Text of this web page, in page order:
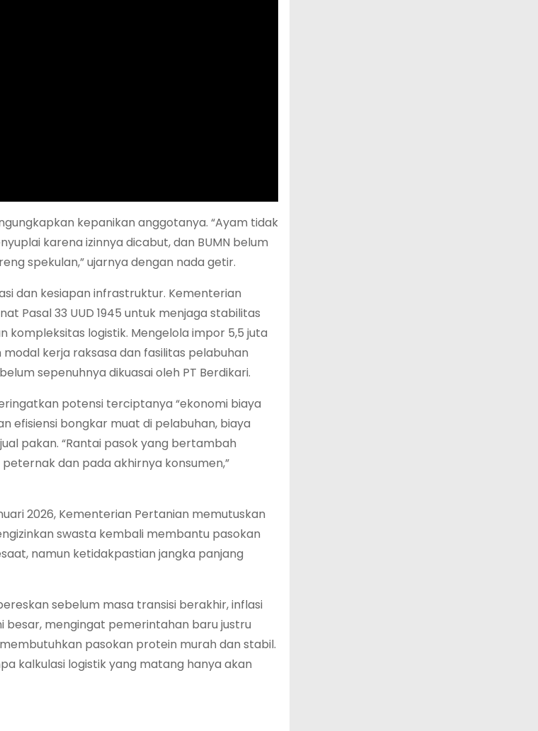
kepanikan anggotanya. “Ayam tidak
karena izinnya dicabut, dan BUMN belum
spekulan,” ujarnya dengan nada getir.
dan kesiapan infrastruktur. Kementerian
Pasal 33 UUD 1945 untuk menjaga stabilitas
kompleksitas logistik. Mengelola impor 5,5 juta
kerja raksasa dan fasilitas pelabuhan
sepenuhnya dikuasai oleh PT Berdikari.
potensi terciptanya “ekonomi biaya
efisiensi bongkar muat di pelabuhan, biaya
pakan. “Rantai pasok yang bertambah
dan pada akhirnya konsumen,”
2026, Kementerian Pertanian memutuskan
swasta kembali membantu pasokan
namun ketidakpastian jangka panjang
sebelum masa transisi berakhir, inflasi
besar, mengingat pemerintahan baru justru
pasokan protein murah dan stabil.
kalkulasi logistik yang matang hanya akan